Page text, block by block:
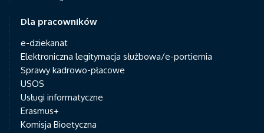
Dla pracowników
e-dziekanat
Elektroniczna legitymacja służbowa/e-portiernia
Sprawy kadrowo-płacowe
USOS
Usługi informatyczne
Erasmus+
Komisja Bioetyczna